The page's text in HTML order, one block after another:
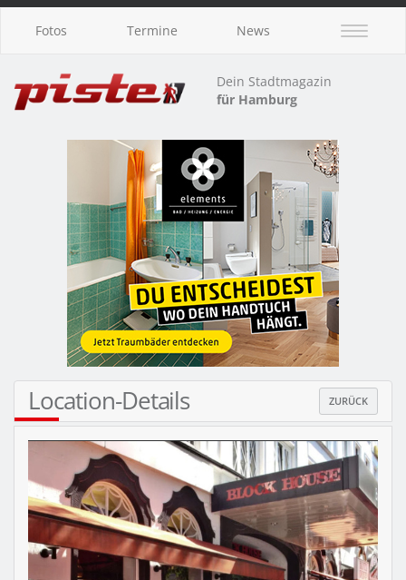
Fotos Termine News
Dein Stadtmagazin
für Hamburg
Location-Details ZURÜCK